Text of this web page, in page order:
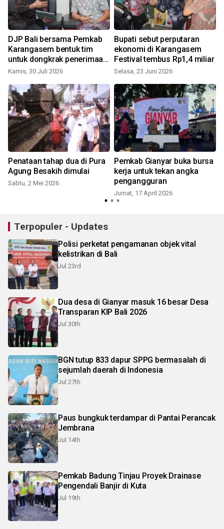
DJP Bali bersama Pemkab
Karangasem bentuk tim
untuk dongkrak penerimaan
pajak
Kamis, 30 Juli 2026
Bupati sebut perputaran
ekonomi di Karangasem
Festival tembus Rp1,4 miliar
Selasa, 23 Juni 2026
Penataan tahap dua di Pura
Agung Besakih dimulai
Sabtu, 2 Mei 2026
Pemkab Gianyar buka bursa
kerja untuk tekan angka
pengangguran
Jumat, 17 April 2026
Terpopuler - Updates
Polisi perketat pengamanan objek vital
kelistrikan di Bali
Jul 23rd
Dua desa di Gianyar masuk 16 besar Desa
Transparan KIP Bali 2026
Jul 30th
BGN tutup 833 dapur SPPG bermasalah di
sejumlah daerah di Indonesia
Jul 27th
Paus bungkuk terdampar di Pantai Perancak
Jembrana
Jul 14th
Pemkab Badung Tinjau Proyek Drainase
Pengendali Banjir di Kuta
Jul 19th